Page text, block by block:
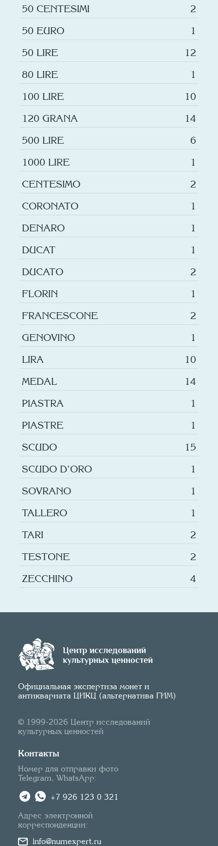
50 CENTESIMI
2
50 EURO
1
50 LIRE
12
80 LIRE
1
100 LIRE
10
120 GRANA
14
500 LIRE
6
1000 LIRE
1
CENTESIMO
2
CORONATO
1
DENARO
1
DUCAT
1
DUCATO
2
FLORIN
1
FRANCESCONE
2
GENOVINO
1
LIRA
10
MEDAL
14
PIASTRA
1
PIASTRE
1
SCUDO
15
SCUDO D'ORO
1
SOVRANO
1
TALLERO
1
TARI
2
TESTONE
2
ZECCHINO
4
Центр исследований
культурных ценностей
Официальная экспертиза монет и
антиквариата ЦИКЦ (альтернатива ГИМ)
© 1999-2026 Центр исследований
культурных ценностей
Контакты
Номер для отправки фото
Telegram, WhatsApp:
+7 926 123 0 321
Адрес электронной
корреспонденции:
info@numexpert.ru